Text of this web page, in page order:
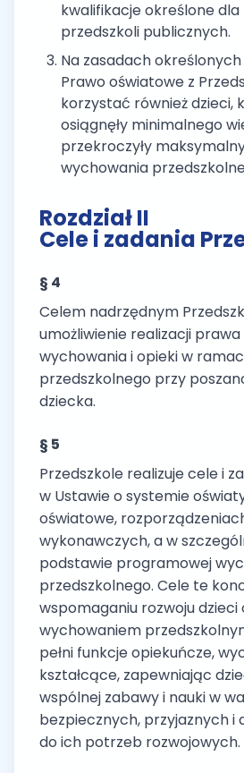
kwalifikacje określone
przedszkoli publicznych.
Na zasadach
Prawo oświatowe z
korzystać również dzieci,
osiągnęły minimalnego
przekroczyły
wychowania
Rozdział II
Cele i zadania
§ 4
Celem nadrzędnym
umożliwienie realizacji
wychowania i opieki w
przedszkolnego przy
dziecka.
§ 5
Przedszkole realizuje cele i
w Ustawie o systemie
oświatowe,
wykonawczych, a w
podstawie programowej
przedszkolnego. Cele te
wspomaganiu rozwoju
wychowaniem
pełni funkcje opiekuńcze,
kształcące, zapewniając
wspólnej zabawy i nauki w
bezpiecznych, przyjaznych i
do ich potrzeb rozwojowych.